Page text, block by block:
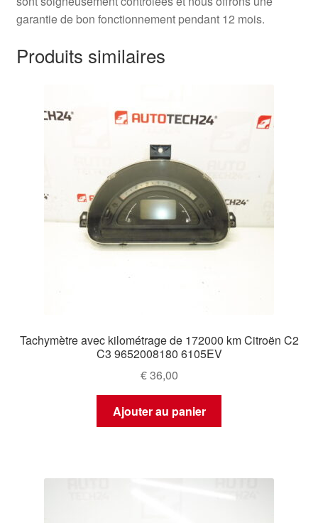
garantie de bon fonctionnement pendant 12 mois.
Produits similaires
Tachymètre avec kilométrage de 172000 km Citroën C2
C3 9652008180 6105EV
€36,00
Ajouter au panier